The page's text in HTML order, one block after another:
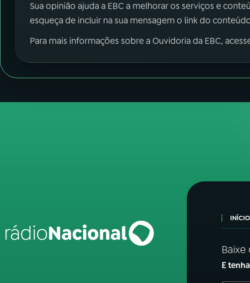
Sua opinião ajuda a EBC a melhorar os serviços e
esqueça de incluir na sua mensagem o link do
Para mais informações sobre a Ouvidoria da EBC,
INÍCIO
E